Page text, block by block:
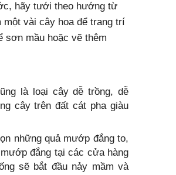
hãy tưới theo hướng từ
một vài cây hoa để trang trí
sơn mầu hoặc vẽ thêm
là loại cây dễ trồng, dễ
cây trên đất cát pha giàu
những quả mướp đắng to,
đắng tại các cửa hàng
sẽ bắt đầu nảy mầm và